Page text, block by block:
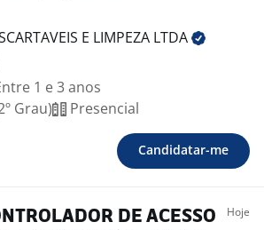
E LIMPEZA LTDA
1 e 3 anos
Grau)
Presencial
Candidatar-me
DE ACESSO
Hoje